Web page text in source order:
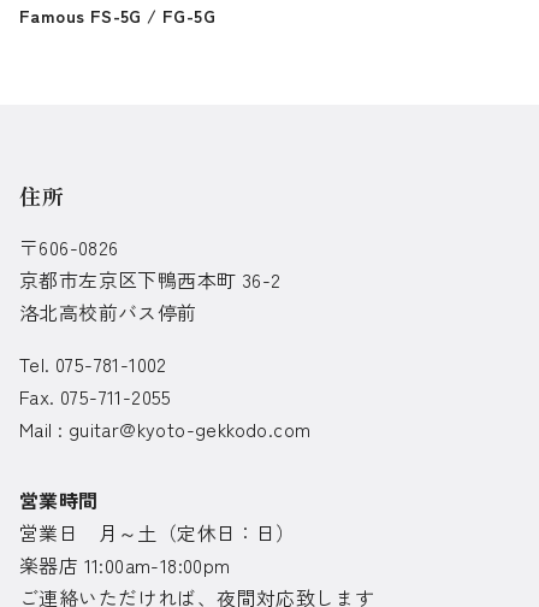
Famous FS-5G / FG-5G
住所
〒606-0826
京都市左京区下鴨西本町 36-2
洛北高校前バス停前
Tel. 075-781-1002
Fax. 075-711-2055
Mail : guitar@kyoto-gekkodo.com
営業時間
営業日 月～土（定休日：日）
楽器店 11:00am-18:00pm
ご連絡いただければ、夜間対応致します